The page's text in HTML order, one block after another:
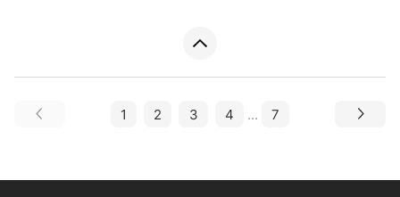
1 2 3 4 ... 7